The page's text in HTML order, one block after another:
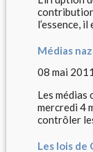
l’essence,
Médias
08 mai
Les
mercredi 4
contrôler
Les lois de